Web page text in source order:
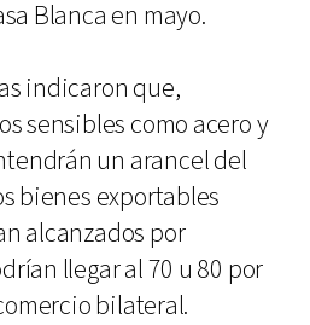
Blanca en mayo.
indicaron que,
sensibles como acero y
un arancel del
bienes exportables
alcanzados por
llegar al 70 u 80 por
bilateral.